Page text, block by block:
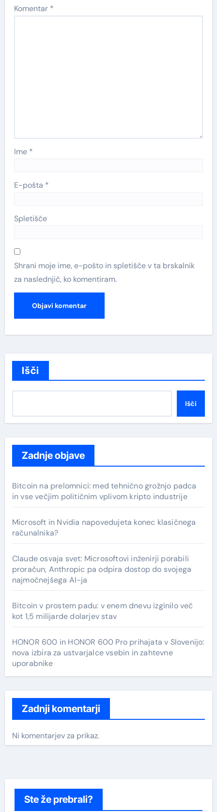
Komentar *
Ime *
E-pošta *
Spletišče
Shrani moje ime, e-pošto in spletišče v ta brskalnik
za naslednjič, ko komentiram.
Išči
Išči
Zadnje objave
Bitcoin na prelomnici: med tehnično grožnjo padca
in vse večjim političnim vplivom kripto industrije
Microsoft in Nvidia napovedujeta konec klasičnega
računalnika?
Claude osvaja svet: Microsoftovi inženirji porabili
proračun, Anthropic pa odpira dostop do svojega
najmočnejšega AI-ja
Bitcoin v prostem padu: v enem dnevu izginilo več
kot 1,5 milijarde dolarjev stav
HONOR 600 in HONOR 600 Pro prihajata v Slovenijo:
nova izbira za ustvarjalce vsebin in zahtevne
uporabnike
Zadnji komentarji
Ni komentarjev za prikaz.
Ste že prebrali?